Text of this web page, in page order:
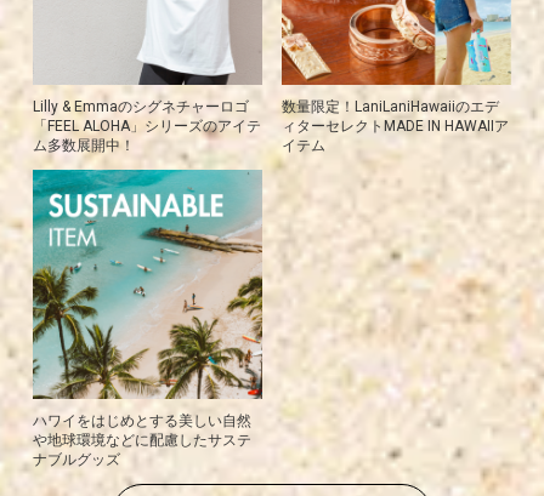
Lilly & Emmaのシグネチャーロゴ
「FEEL ALOHA」シリーズのアイテ
ム多数展開中！
数量限定！LaniLaniHawaiiのエデ
ィターセレクトMADE IN HAWAIIア
イテム
ハワイをはじめとする美しい自然
や地球環境などに配慮したサステ
ナブルグッズ